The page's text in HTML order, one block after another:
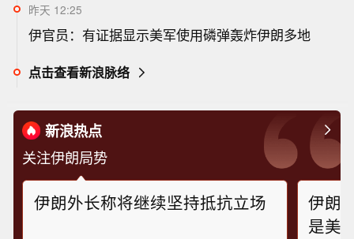
昨天 12:25
伊官员：有证据显示美军使用磷弹轰炸伊朗多地
点击查看新浪脉络
新浪热点
关注伊朗局势
伊朗外长称将继续坚持抵抗立场
伊朗
是美